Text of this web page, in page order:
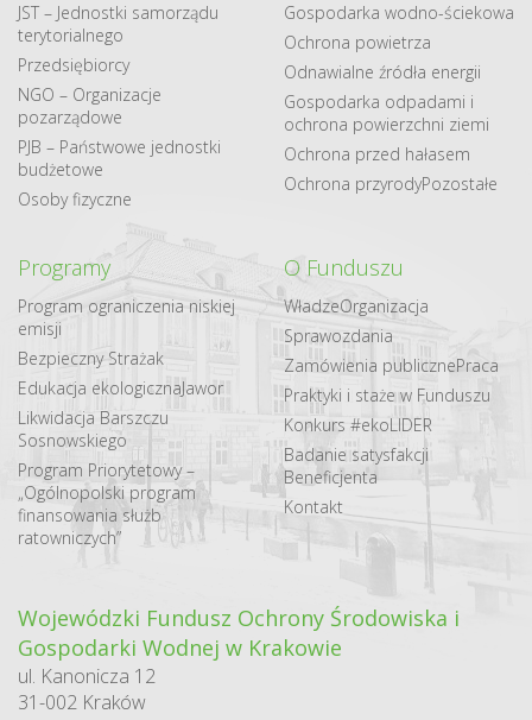
JST – Jednostki samorządu
terytorialnego
Przedsiębiorcy
NGO – Organizacje
pozarządowe
PJB – Państwowe jednostki
budżetowe
Osoby fizyczne
Gospodarka​ wodno​-ściekowa
Ochrona powietrza
Odnawialne​ źródła​ energii
Gospodarka odpadami i
ochrona powierzchni ziemi
Ochrona przed hałasem
Ochrona przyrodyPozostałe
Programy
Program ograniczenia niskiej
emisji
Bezpieczny Strażak
Edukacja ekologicznaJawor
Likwidacja Barszczu
Sosnowskiego
Program Priorytetowy –
„Ogólnopolski program
finansowania służb
ratowniczych”
O Funduszu
WładzeOrganizacja
Sprawozdania
Zamówienia publicznePraca
Praktyki i staże w Funduszu
Konkurs #ekoLIDER
Badanie satysfakcji
Beneficjenta
Kontakt
Wojewódzki Fundusz Ochrony Środowiska i
Gospodarki Wodnej w Krakowie
ul. Kanonicza 12
31-002 Kraków